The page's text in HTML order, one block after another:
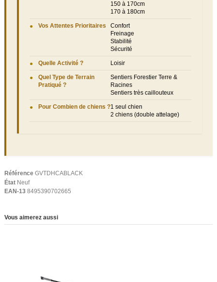
150 à 170cm
170 à 180cm
Vos Attentes Prioritaires
Confort
Freinage
Stabilité
Sécurité
Quelle Activité ? Loisir
Quel Type de Terrain
Pratiqué ?
Sentiers Forestier Terre &
Racines
Sentiers très caillouteux
Pour Combien de chiens ?1 seul chien
2 chiens (double attelage)
Référence GVTDHCABLACK
État Neuf
EAN-13 8495390702665
Vous aimerez aussi